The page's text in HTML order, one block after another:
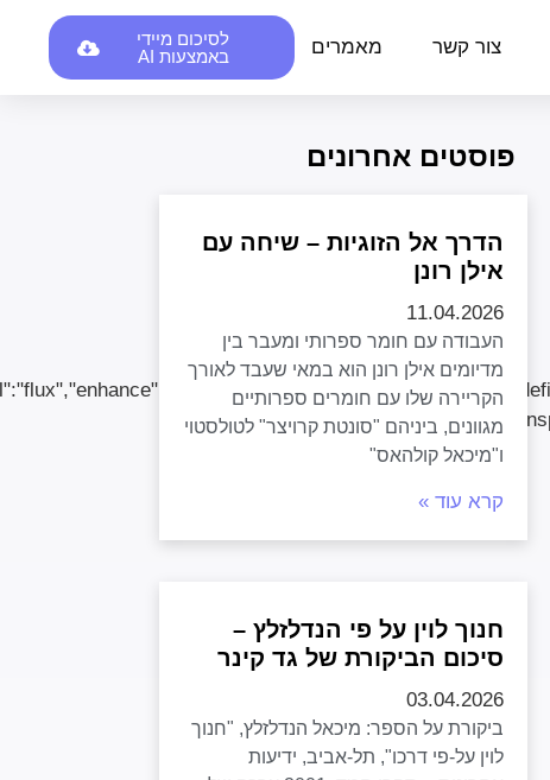
צור קשר מאמרים
לסיכום מיידי
באמצעות AI
פוסטים אחרונים
הדרך אל הזוגיות – שיחה עם
אילן רונן
11.04.2026
העבודה עם חומר ספרותי ומעבר בין
מדיומים אילן רונן הוא במאי שעבד לאורך
הקריירה שלו עם חומרים ספרותיים
מגוונים, ביניהם "סונטת קרויצר" לטולסטוי
ו"מיכאל קולהאס"
קרא עוד »
חנוך לוין על פי הנדלזלץ –
סיכום הביקורת של גד קינר
03.04.2026
ביקורת על הספר: מיכאל הנדלזלץ, "חנוך
לוין על-פי דרכו", תל-אביב, ידיעות